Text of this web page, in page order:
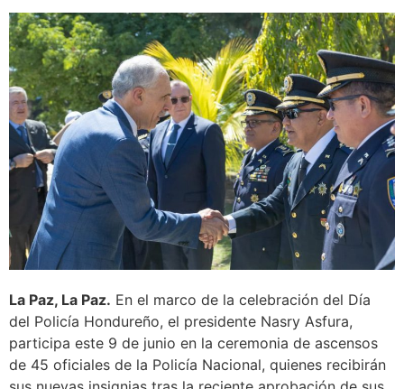
La Paz, La Paz. En el marco de la celebración del Día
del Policía Hondureño, el presidente Nasry Asfura,
participa este 9 de junio en la ceremonia de ascensos
de 45 oficiales de la Policía Nacional, quienes recibirán